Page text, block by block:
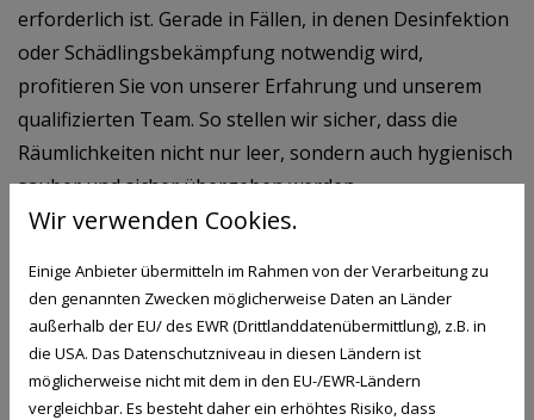
erforderlich ist. Gerade in Fällen, in denen Desinfektion
oder Schädlingsbekämpfung notwendig wird,
profitieren Sie von unserer Erfahrung und unserem
qualifizierten Team. So stellen wir sicher, dass die
Räumlichkeiten nicht nur leer, sondern auch hygienisch
sauber und sicher übergeben werden.
Unsere Leistungen bei Entrümpelungen
Wir übernehmen für Sie alle Schritte – von der
Planung bis zur besenreinen Übergabe:
Wir verwenden Cookies.
Einige Anbieter übermitteln im Rahmen von der Verarbeitung zu
den genannten Zwecken möglicherweise Daten an Länder
außerhalb der EU/ des EWR (Drittlanddatenübermittlung), z.B. in
die USA. Das Datenschutzniveau in diesen Ländern ist
möglicherweise nicht mit dem in den EU-/EWR-Ländern
vergleichbar. Es besteht daher ein erhöhtes Risiko, dass